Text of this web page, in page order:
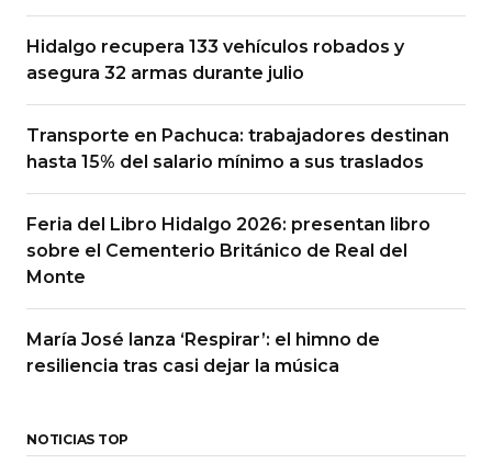
Hidalgo recupera 133 vehículos robados y
asegura 32 armas durante julio
Transporte en Pachuca: trabajadores destinan
hasta 15% del salario mínimo a sus traslados
Feria del Libro Hidalgo 2026: presentan libro
sobre el Cementerio Británico de Real del
Monte
María José lanza ‘Respirar’: el himno de
resiliencia tras casi dejar la música
NOTICIAS TOP